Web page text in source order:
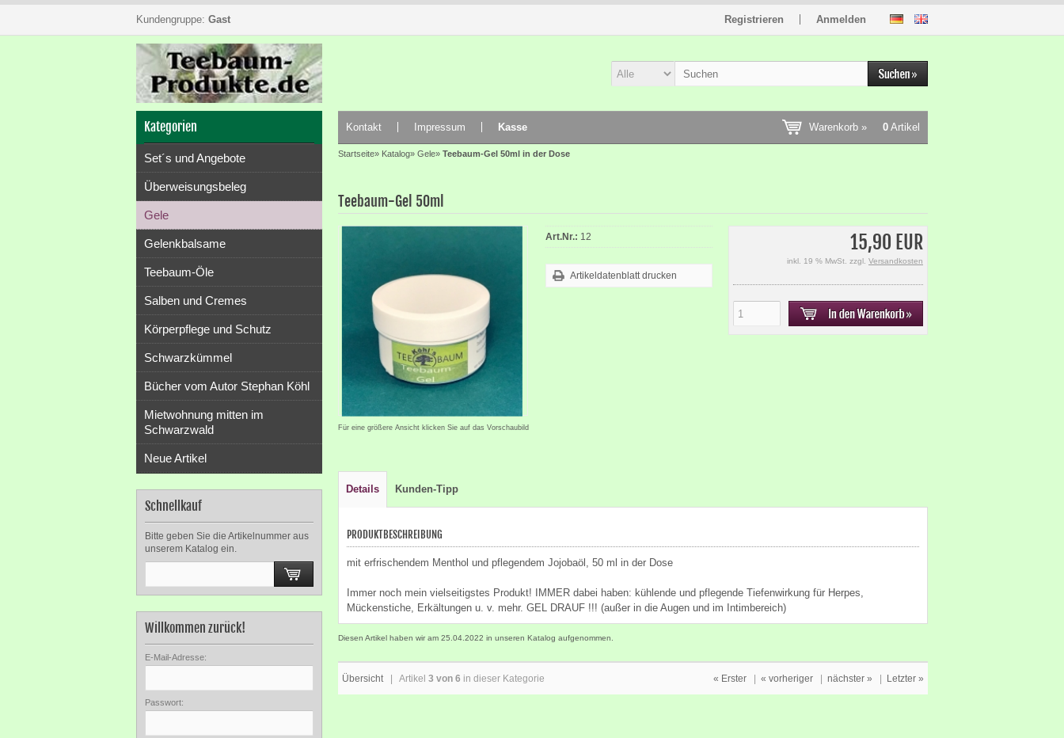
Kundengruppe: Gast Registrieren Anmelden
Kategorien
Set´s und Angebote
Überweisungsbeleg
Gele
Gelenkbalsame
Teebaum-Öle
Salben und Cremes
Körperpflege und Schutz
Schwarzkümmel
Bücher vom Autor Stephan Köhl
Mietwohnung mitten im
Schwarzwald
Neue Artikel
Schnellkauf
Bitte geben Sie die Artikelnummer aus
unserem Katalog ein.
Willkommen zurück!
E-Mail-Adresse:
Passwort:
Kontakt Impressum Kasse Warenkorb » 0 Artikel
Startseite» Katalog» Gele» Teebaum-Gel 50ml in der Dose
Teebaum-Gel 50ml
Für eine größere Ansicht klicken Sie auf das Vorschaubild
Art.Nr.: 12
Artikeldatenblatt drucken
15,90 EUR
inkl. 19 % MwSt. zzgl. Versandkosten
Details Kunden-Tipp
PRODUKTBESCHREIBUNG
mit erfrischendem Menthol und pflegendem Jojobaöl, 50 ml in der Dose
Immer noch mein vielseitigstes Produkt! IMMER dabei haben: kühlende und pflegende Tiefenwirkung für Herpes,
Mückenstiche, Erkältungen u. v. mehr. GEL DRAUF !!! (außer in die Augen und im Intimbereich)
Diesen Artikel haben wir am 25.04.2022 in unseren Katalog aufgenommen.
Übersicht| Artikel 3 von 6 in dieser Kategorie « Erster « vorheriger nächster » Letzter »